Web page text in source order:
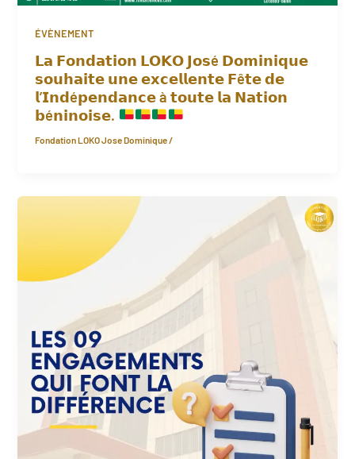
ÉVÈNEMENT
𝗟𝗮 𝗙𝗼𝗻𝗱𝗮𝘁𝗶𝗼𝗻 𝗟𝗢𝗞𝗢 𝗝𝗼𝘀é 𝗗𝗼𝗺𝗶𝗻𝗶𝗾𝘂𝗲
𝘀𝗼𝘂𝗵𝗮𝗶𝘁𝗲 𝘂𝗻𝗲 𝗲𝘅𝗰𝗲𝗹𝗹𝗲𝗻𝘁𝗲 𝗙ê𝘁𝗲 𝗱𝗲
𝗹’𝗜𝗻𝗱é𝗽𝗲𝗻𝗱𝗮𝗻𝗰𝗲 à 𝘁𝗼𝘂𝘁𝗲 𝗹𝗮 𝗡𝗮𝘁𝗶𝗼𝗻
𝗯é𝗻𝗶𝗻𝗼𝗶𝘀𝗲.
Fondation LOKO Jose Dominique /